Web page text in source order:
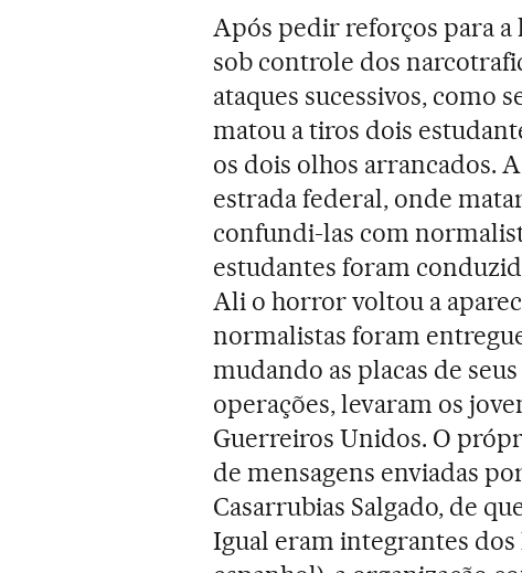
Após pedir reforços para
sob controle dos
ataques sucessivos, como
matou a tiros dois
os dois olhos arrancados.
estrada federal, onde
confundi-las com
estudantes foram
Ali o horror voltou a
normalistas foram
mudando as placas de
operações, levaram os
Guerreiros Unidos. O
de mensagens enviadas
Casarrubias Salgado, de
Igual eram integrantes dos